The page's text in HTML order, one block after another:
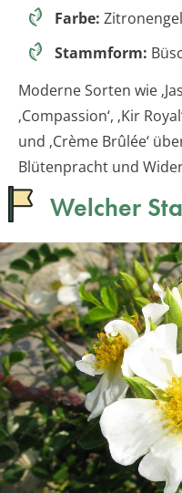
Farbe:
Stammform:
Moderne Sorten wie
‚Compassion‘, ‚Kir
und ‚Crème Brûlée‘
Blütenpracht und
Welcher